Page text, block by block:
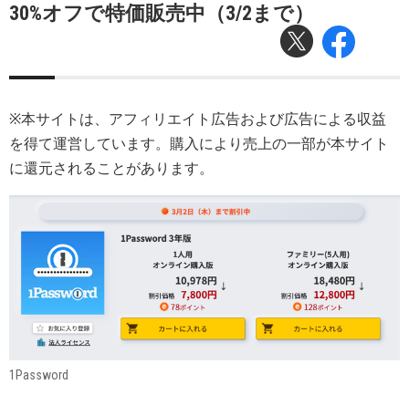
30%オフで特価販売中（3/2まで）
※本サイトは、アフィリエイト広告および広告による収益
を得て運営しています。購入により売上の一部が本サイト
に還元されることがあります。
1Password